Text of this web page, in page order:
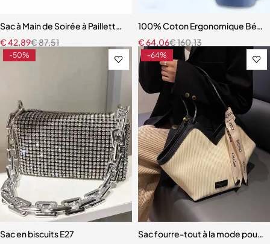
Sac à Main de Soirée à Paillettes avec Chaîne pour Femmes
€87,51
€42,89
100% Coton Ergonomique Bébé
€160,13
€64,06
-50%
Sac en biscuits E27
-64%
Sac fourre-tout à la mode pour